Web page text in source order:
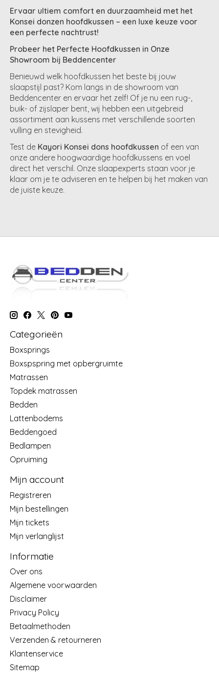
Ervaar ultiem comfort en duurzaamheid met het
Konsei donzen hoofdkussen – een luxe keuze voor
een perfecte nachtrust!
Probeer het Perfecte Hoofdkussen in Onze
Showroom bij Beddencenter
Benieuwd welk hoofdkussen het beste bij jouw
slaapstijl past? Kom langs in de showroom van
Beddencenter en ervaar het zelf! Of je nu een rug-,
buik- of zijslaper bent, wij hebben een uitgebreid
assortiment aan kussens met verschillende soorten
vulling en stevigheid.
Test de Kayori Konsei dons hoofdkussen of een van
onze andere hoogwaardige hoofdkussens en voel
direct het verschil. Onze slaapexperts staan voor je
klaar om je te adviseren en te helpen bij het maken van
de juiste keuze.
Categorieën
Boxsprings
Boxspspring met opbergruimte
Matrassen
Topdek matrassen
Bedden
Lattenbodems
Beddengoed
Bedlampen
Opruiming
Mijn account
Registreren
Mijn bestellingen
Mijn tickets
Mijn verlanglijst
Informatie
Over ons
Algemene voorwaarden
Disclaimer
Privacy Policy
Betaalmethoden
Verzenden & retourneren
Klantenservice
Sitemap